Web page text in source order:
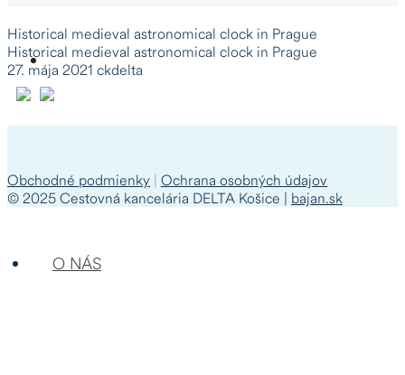
O NÁS
Historical medieval astronomical clock in Prague
Historical medieval astronomical clock in Prague
27. mája 2021 ckdelta
Obchodné podmienky | Ochrana osobných údajov
© 2025 Cestovná kancelária DELTA Košice | bajan.sk